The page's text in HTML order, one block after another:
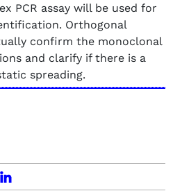
PCR assay will be used for
Orthogonal
confirm the monoclonal
and clarify if there is a
spreading.